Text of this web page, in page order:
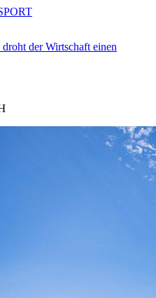
der Wirtschaft einen